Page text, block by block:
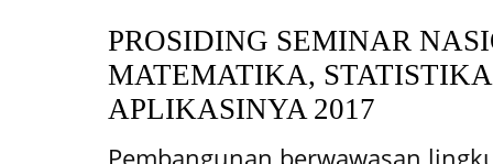
PROSIDING SEMINAR
MATEMATIKA,
APLIKASINYA 2017